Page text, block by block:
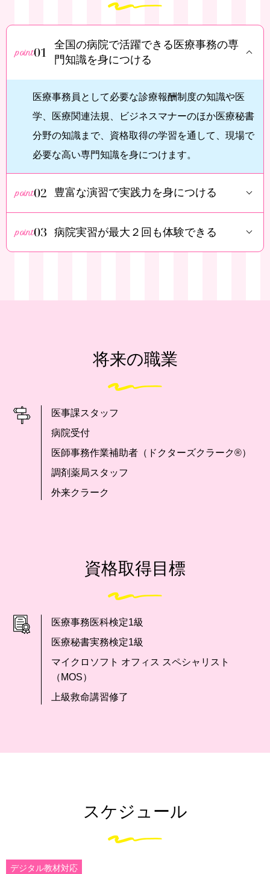
01
全国の病院で活躍できる医療事務の専
門知識を身につける
医療事務員として必要な診療報酬制度の知識や医
学、医療関連法規、ビジネスマナーのほか医療秘書
分野の知識まで、資格取得の学習を通して、現場で
必要な高い専門知識を身につけます。
02 豊富な演習で実践力を身につける
03 病院実習が最大２回も体験できる
将来の職業
医事課スタッフ
病院受付
医師事務作業補助者（ドクターズクラーク®）
調剤薬局スタッフ
外来クラーク
資格取得目標
医療事務医科検定1級
医療秘書実務検定1級
マイクロソフト オフィス スペシャリスト
（MOS）
上級救命講習修了
スケジュール
デジタル教材対応